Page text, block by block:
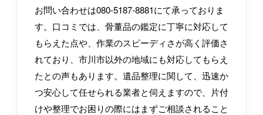
お問い合わせは080-5187-8881にて承っておりま
す。口コミでは、骨董品の鑑定に丁寧に対応して
もらえた点や、作業のスピーディさが高く評価さ
れており、市川市以外の地域にも対応してもらえ
たとの声もあります。遺品整理に関して、迅速か
つ安心して任せられる業者と伺えますので、片付
けや整理でお困りの際にはまずご相談されること